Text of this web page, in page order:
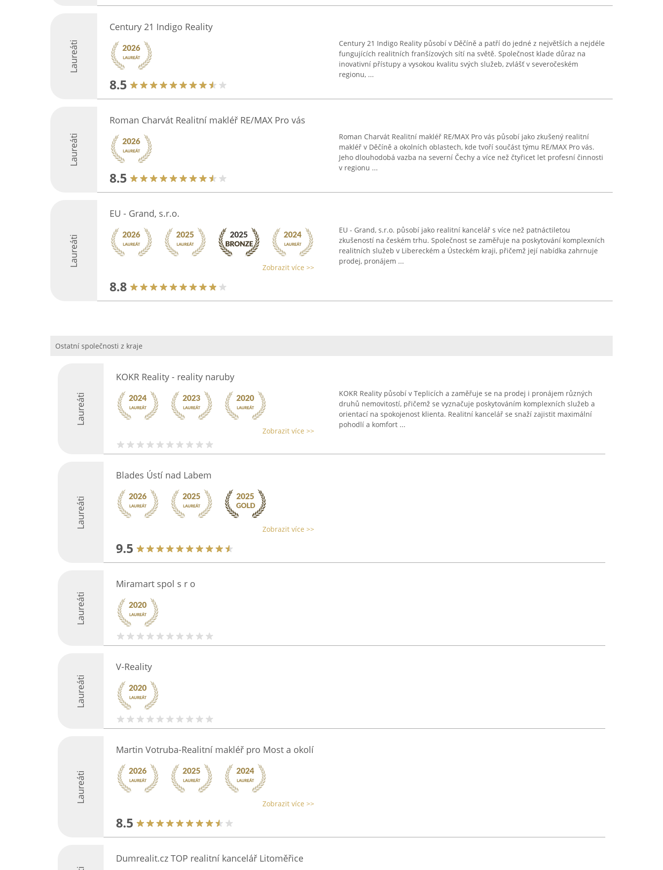
Laureáti
Century 21 Indigo Reality
8.5
Century 21 Indigo Reality působí v Děčíně a patří do jedné z největších a nejdéle
fungujících realitních franšízových sítí na světě. Společnost klade důraz na
inovativní přístupy a vysokou kvalitu svých služeb, zvlášť v severočeském
regionu, ...
Laureáti
Roman Charvát Realitní makléř RE/MAX Pro vás
8.5
Roman Charvát Realitní makléř RE/MAX Pro vás působí jako zkušený realitní
makléř v Děčíně a okolních oblastech, kde tvoří součást týmu RE/MAX Pro vás.
Jeho dlouhodobá vazba na severní Čechy a více než čtyřicet let profesní činnosti
v regionu ...
Laureáti
EU - Grand, s.r.o.
Zobrazit více >>
8.8
EU - Grand, s.r.o. působí jako realitní kancelář s více než patnáctiletou
zkušeností na českém trhu. Společnost se zaměřuje na poskytování komplexních
realitních služeb v Libereckém a Ústeckém kraji, přičemž její nabídka zahrnuje
prodej, pronájem ...
Ostatní společnosti z kraje
Laureáti
KOKR Reality - reality naruby
Zobrazit více >>
KOKR Reality působí v Teplicích a zaměřuje se na prodej i pronájem různých
druhů nemovitostí, přičemž se vyznačuje poskytováním komplexních služeb a
orientací na spokojenost klienta. Realitní kancelář se snaží zajistit maximální
pohodlí a komfort ...
Laureáti
Blades Ústí nad Labem
Zobrazit více >>
9.5
Laureáti
Miramart spol s r o
Laureáti
V-Reality
Laureáti
Martin Votruba-Realitní makléř pro Most a okolí
Zobrazit více >>
8.5
Dumrealit.cz TOP realitní kancelář Litoměřice